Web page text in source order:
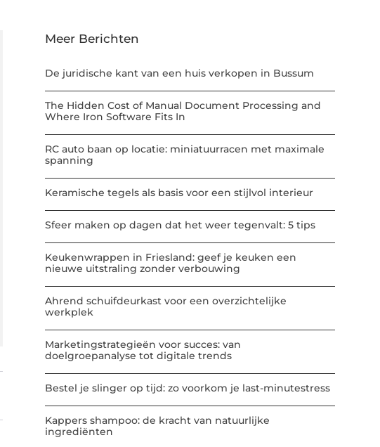
Meer Berichten
De juridische kant van een huis verkopen in Bussum
The Hidden Cost of Manual Document Processing and
Where Iron Software Fits In
RC auto baan op locatie: miniatuurracen met maximale
spanning
Keramische tegels als basis voor een stijlvol interieur
Sfeer maken op dagen dat het weer tegenvalt: 5 tips
Keukenwrappen in Friesland: geef je keuken een
nieuwe uitstraling zonder verbouwing
Ahrend schuifdeurkast voor een overzichtelijke
werkplek
Marketingstrategieën voor succes: van
doelgroepanalyse tot digitale trends
Bestel je slinger op tijd: zo voorkom je last-minutestress
Kappers shampoo: de kracht van natuurlijke
ingrediënten